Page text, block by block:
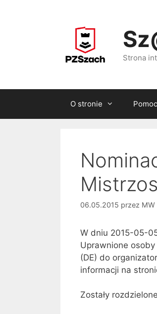
Strona
O stronie Pomoc
06.05.2015 przez MW
W dniu 2015-05-
Uprawnione
(DE) do
informacji na
Zostały